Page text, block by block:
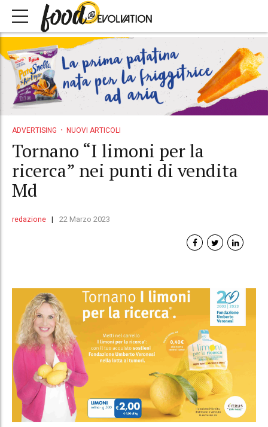
ADVERTISING NUOVI ARTICOLI
Tornano “I limoni per la
ricerca” nei punti di vendita
Md
redazione 22 Marzo 2023